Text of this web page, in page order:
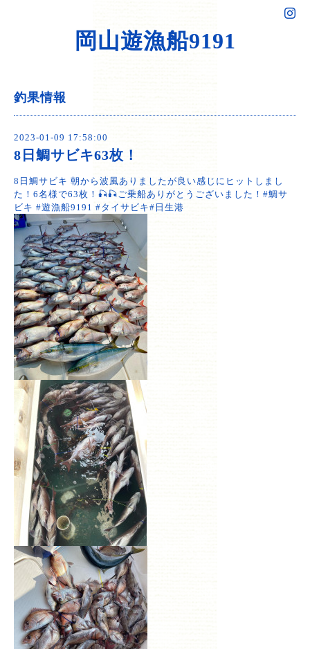
岡山遊漁船9191
釣果情報
2023-01-09 17:58:00
8日鯛サビキ63枚！
8日鯛サビキ 朝から波風ありましたが良い感じにヒットしまし
た！6名様で63枚！🎣🎣ご乗船ありがとうございました！#鯛サ
ビキ #遊漁船9191 #タイサビキ#日生港